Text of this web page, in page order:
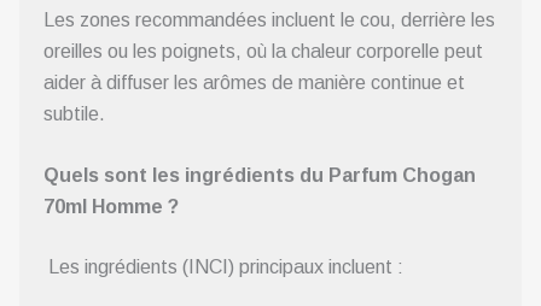
Les zones recommandées incluent le cou, derrière les
oreilles ou les poignets, où la chaleur corporelle peut
aider à diffuser les arômes de manière continue et
subtile.
Quels sont les ingrédients du Parfum Chogan
70ml Homme ?
Les ingrédients (INCI) principaux incluent :